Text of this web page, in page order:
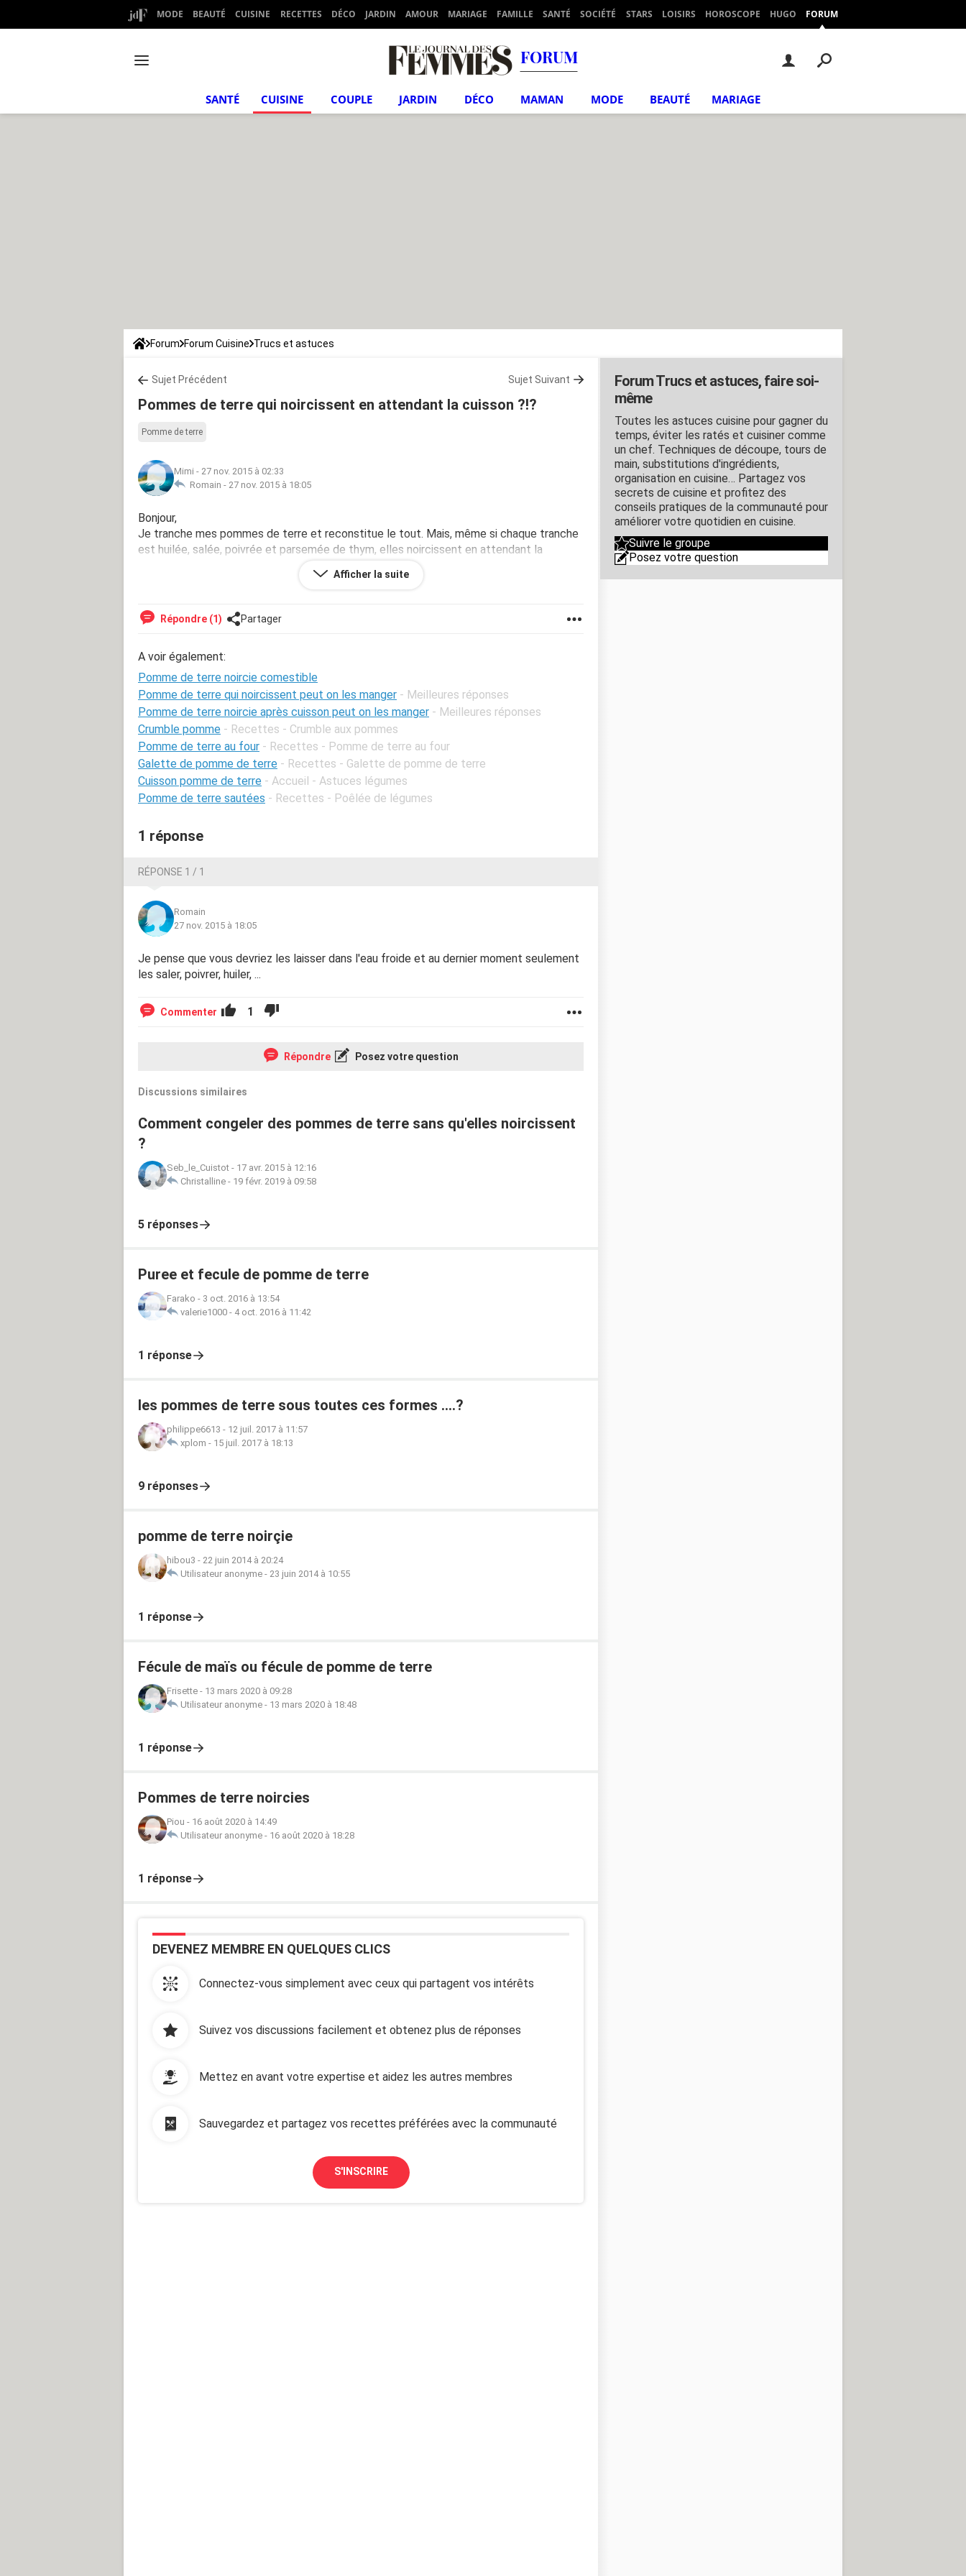
MODE BEAUTÉ CUISINE RECETTES DÉCO JARDIN AMOUR MARIAGE FAMILLE SANTÉ SOCIÉTÉ STARS LOISIRS HOROSCOPE HUGO FORUM
FORUM
SANTÉ CUISINE COUPLE JARDIN DÉCO MAMAN MODE BEAUTÉ MARIAGE
Forum Forum Cuisine Trucs et astuces
Sujet Précédent Sujet Suivant
Pommes de terre qui noircissent en attendant la cuisson ?!?
Pomme de terre
Mimi - 27 nov. 2015 à 02:33
Romain - 27 nov. 2015 à 18:05
Bonjour,
Je tranche mes pommes de terre et reconstitue le tout. Mais, même si chaque tranche
est huilée, salée, poivrée et parsemée de thym, elles noircissent en attendant la
Afficher la suite
Répondre (1) Partager
A voir également:
Pomme de terre noircie comestible
Pomme de terre qui noircissent peut on les manger - Meilleures réponses
Pomme de terre noircie après cuisson peut on les manger - Meilleures réponses
Crumble pomme - Recettes - Crumble aux pommes
Pomme de terre au four - Recettes - Pomme de terre au four
Galette de pomme de terre - Recettes - Galette de pomme de terre
Cuisson pomme de terre - Accueil - Astuces légumes
Pomme de terre sautées - Recettes - Poêlée de légumes
1 réponse
RÉPONSE 1 / 1
Romain
27 nov. 2015 à 18:05
Je pense que vous devriez les laisser dans l'eau froide et au dernier moment seulement
les saler, poivrer, huiler, ...
Commenter 1
Répondre Posez votre question
Discussions similaires
Comment congeler des pommes de terre sans qu'elles noircissent
?
Seb_le_Cuistot - 17 avr. 2015 à 12:16
Christalline - 19 févr. 2019 à 09:58
5 réponses
Puree et fecule de pomme de terre
Farako - 3 oct. 2016 à 13:54
valerie1000 - 4 oct. 2016 à 11:42
1 réponse
les pommes de terre sous toutes ces formes ....?
philippe6613 - 12 juil. 2017 à 11:57
xplom - 15 juil. 2017 à 18:13
9 réponses
pomme de terre noirçie
hibou3 - 22 juin 2014 à 20:24
Utilisateur anonyme - 23 juin 2014 à 10:55
1 réponse
Fécule de maïs ou fécule de pomme de terre
Frisette - 13 mars 2020 à 09:28
Utilisateur anonyme - 13 mars 2020 à 18:48
1 réponse
Pommes de terre noircies
Piou - 16 août 2020 à 14:49
Utilisateur anonyme - 16 août 2020 à 18:28
1 réponse
DEVENEZ MEMBRE EN QUELQUES CLICS
Connectez-vous simplement avec ceux qui partagent vos intérêts
Suivez vos discussions facilement et obtenez plus de réponses
Mettez en avant votre expertise et aidez les autres membres
Sauvegardez et partagez vos recettes préférées avec la communauté
S'INSCRIRE
Forum Trucs et astuces, faire soi-
même
Toutes les astuces cuisine pour gagner du
temps, éviter les ratés et cuisiner comme
un chef. Techniques de découpe, tours de
main, substitutions d'ingrédients,
organisation en cuisine… Partagez vos
secrets de cuisine et profitez des
conseils pratiques de la communauté pour
améliorer votre quotidien en cuisine.
Suivre le groupe
Posez votre question